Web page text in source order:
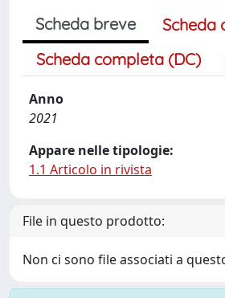
Scheda breve
Scheda
Scheda completa (DC)
Anno
2021
Appare nelle tipologie:
1.1 Articolo in rivista
File in questo prodotto:
Non ci sono file associati a